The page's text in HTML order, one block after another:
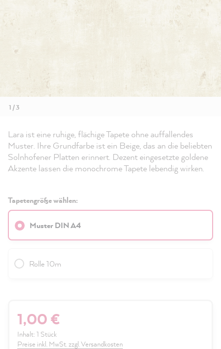
1 / 3
Lara ist eine ruhige, flächige Tapete ohne auffallendes
Muster. Ihre Grundfarbe ist ein Beige, das an die beliebten
Solnhofener Platten erinnert. Dezent eingesetzte goldene
Akzente lassen die monochrome Tapete lebendig wirken.
Tapetengröße wählen:
Muster DIN A4
Rolle 10m
1,00 €
Inhalt: 1 Stück
Preise inkl. MwSt. zzgl. Versandkosten